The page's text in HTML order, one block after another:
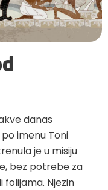
danas
imenu Toni
je u misiju
bez potrebe za
Njezin